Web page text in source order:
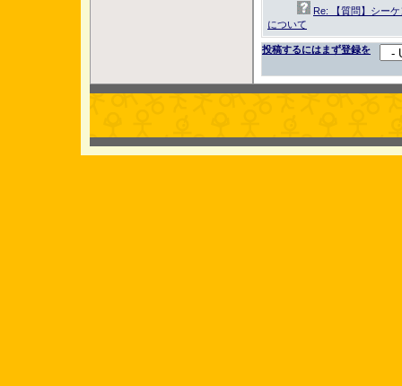
Re: 【質問】シー
について
投稿するにはまず登録を